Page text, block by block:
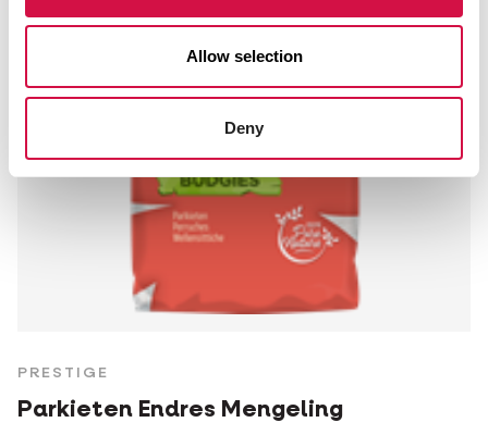
Allow selection
Deny
PRESTIGE
Parkieten Endres Mengeling